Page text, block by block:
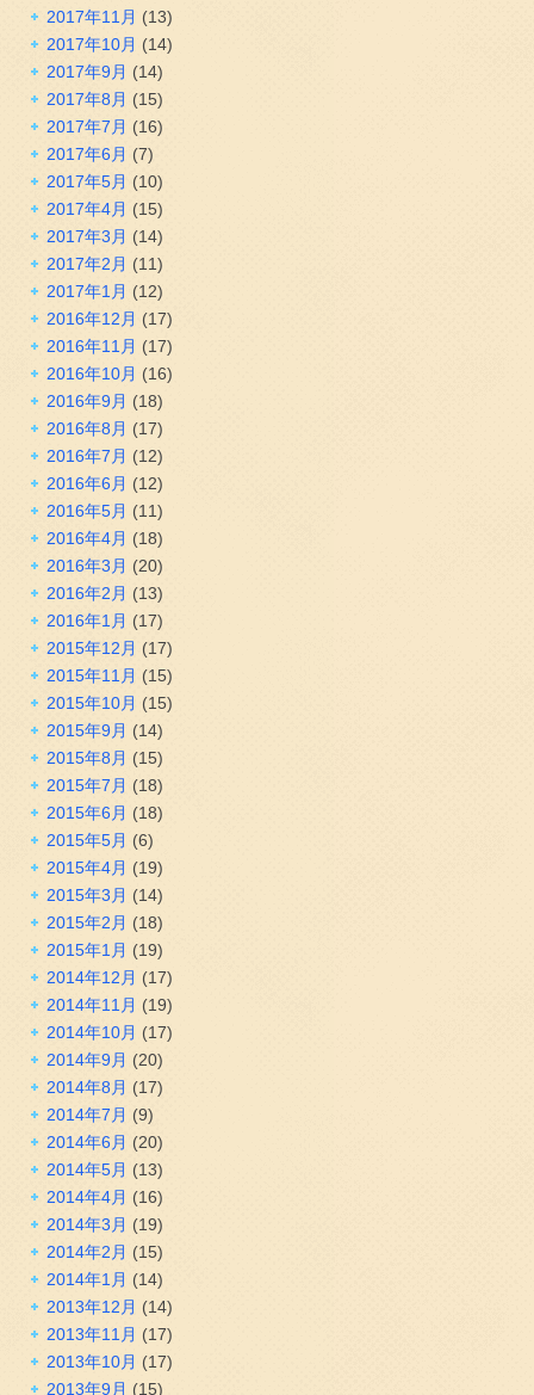
2017年11月 (13)
2017年10月 (14)
2017年9月 (14)
2017年8月 (15)
2017年7月 (16)
2017年6月 (7)
2017年5月 (10)
2017年4月 (15)
2017年3月 (14)
2017年2月 (11)
2017年1月 (12)
2016年12月 (17)
2016年11月 (17)
2016年10月 (16)
2016年9月 (18)
2016年8月 (17)
2016年7月 (12)
2016年6月 (12)
2016年5月 (11)
2016年4月 (18)
2016年3月 (20)
2016年2月 (13)
2016年1月 (17)
2015年12月 (17)
2015年11月 (15)
2015年10月 (15)
2015年9月 (14)
2015年8月 (15)
2015年7月 (18)
2015年6月 (18)
2015年5月 (6)
2015年4月 (19)
2015年3月 (14)
2015年2月 (18)
2015年1月 (19)
2014年12月 (17)
2014年11月 (19)
2014年10月 (17)
2014年9月 (20)
2014年8月 (17)
2014年7月 (9)
2014年6月 (20)
2014年5月 (13)
2014年4月 (16)
2014年3月 (19)
2014年2月 (15)
2014年1月 (14)
2013年12月 (14)
2013年11月 (17)
2013年10月 (17)
2013年9月 (15)